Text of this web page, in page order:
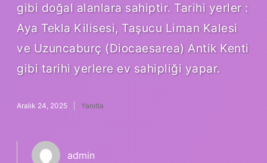
gibi doğal alanlara sahiptir. Tarihi yerler :
Aya Tekla Kilisesi, Taşucu Liman Kalesi
ve Uzuncaburç (Diocaesarea) Antik Kenti
gibi tarihi yerlere ev sahipliği yapar.
Aralık 24, 2025 Yanıtla
admin